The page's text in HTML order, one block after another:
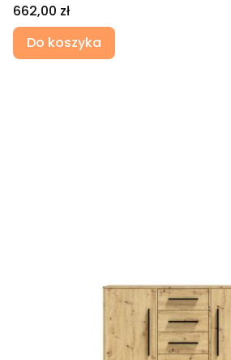
Cena
662,00 zł
Do koszyka